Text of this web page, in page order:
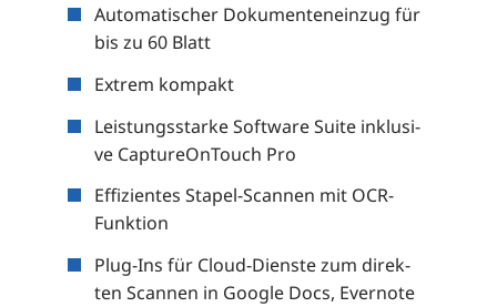
Auto­ma­ti­scher Doku­men­ten­ein­zug für
bis zu 60 Blatt
Extrem kom­pakt
Leis­tungs­star­ke Soft­ware Suite inklu­si­
ve Cap­tu­re­On­Touch Pro
Effi­zi­en­tes Sta­pel-Scan­nen mit OCR-
Funktion
Plug-Ins für Cloud-Diens­te zum direk­
ten Scan­nen in Goog­le Docs, Ever­no­te